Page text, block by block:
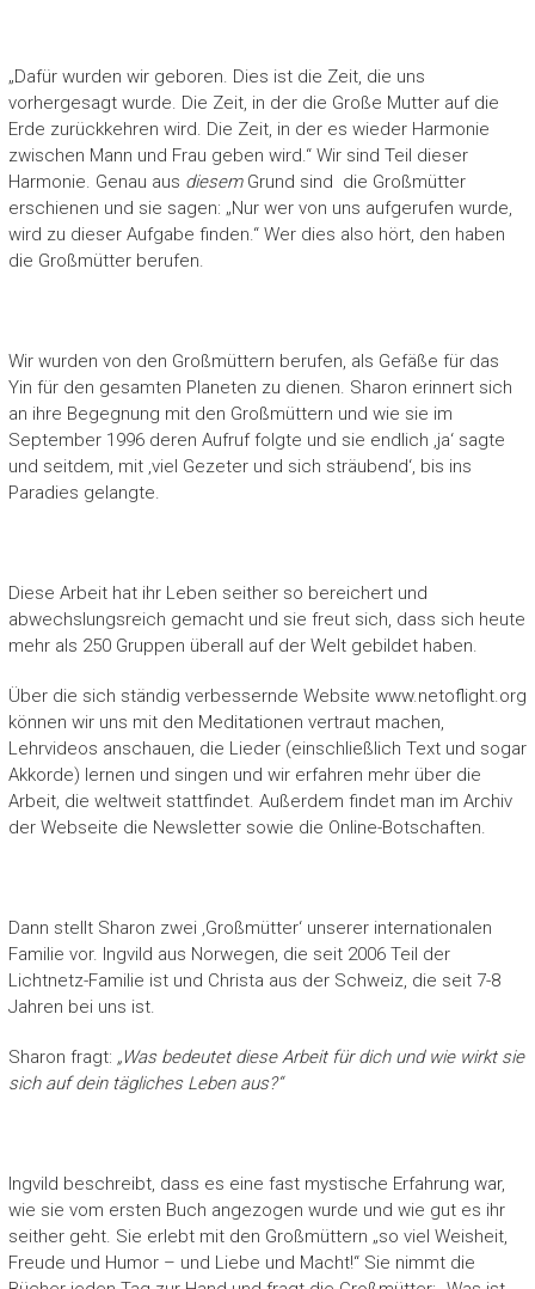
„Dafür wurden wir geboren. Dies ist die Zeit, die uns
vorhergesagt wurde. Die Zeit, in der die Große Mutter auf die
Erde zurückkehren wird. Die Zeit, in der es wieder Harmonie
zwischen Mann und Frau geben wird.“ Wir sind Teil dieser
Harmonie. Genau aus diesemGrund sind die Großmütter
erschienen und sie sagen: „Nur wer von uns aufgerufen wurde,
wird zu dieser Aufgabe finden.“ Wer dies also hört, den haben
die Großmütter berufen.
Wir wurden von den Großmüttern berufen, als Gefäße für das
Yin für den gesamten Planeten zu dienen. Sharon erinnert sich
an ihre Begegnung mit den Großmüttern und wie sie im
September 1996 deren Aufruf folgte und sie endlich ‚ja‘ sagte
und seitdem, mit ‚viel Gezeter und sich sträubend‘, bis ins
Paradies gelangte.
Diese Arbeit hat ihr Leben seither so bereichert und
abwechslungsreich gemacht und sie freut sich, dass sich heute
mehr als 250 Gruppen überall auf der Welt gebildet haben.
Über die sich ständig verbessernde Website www.netoflight.org
können wir uns mit den Meditationen vertraut machen,
Lehrvideos anschauen, die Lieder (einschließlich Text und sogar
Akkorde) lernen und singen und wir erfahren mehr über die
Arbeit, die weltweit stattfindet. Außerdem findet man im Archiv
der Webseite die Newsletter sowie die Online-Botschaften.
Dann stellt Sharon zwei ‚Großmütter‘ unserer internationalen
Familie vor. Ingvild aus Norwegen, die seit 2006 Teil der
Lichtnetz-Familie ist und Christa aus der Schweiz, die seit 7-8
Jahren bei uns ist.
Sharon fragt: „Was bedeutet diese Arbeit für dich und wie wirkt sie
sich auf dein tägliches Leben aus?“
Ingvild beschreibt, dass es eine fast mystische Erfahrung war,
wie sie vom ersten Buch angezogen wurde und wie gut es ihr
seither geht. Sie erlebt mit den Großmüttern „so viel Weisheit,
Freude und Humor – und Liebe und Macht!“ Sie nimmt die